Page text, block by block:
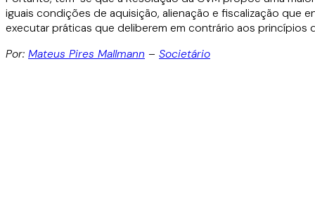
iguais condições de aquisição, alienação e fiscalização que
executar práticas que deliberem em contrário aos princípios
Por: Mateus Pires Mallmann – Societário